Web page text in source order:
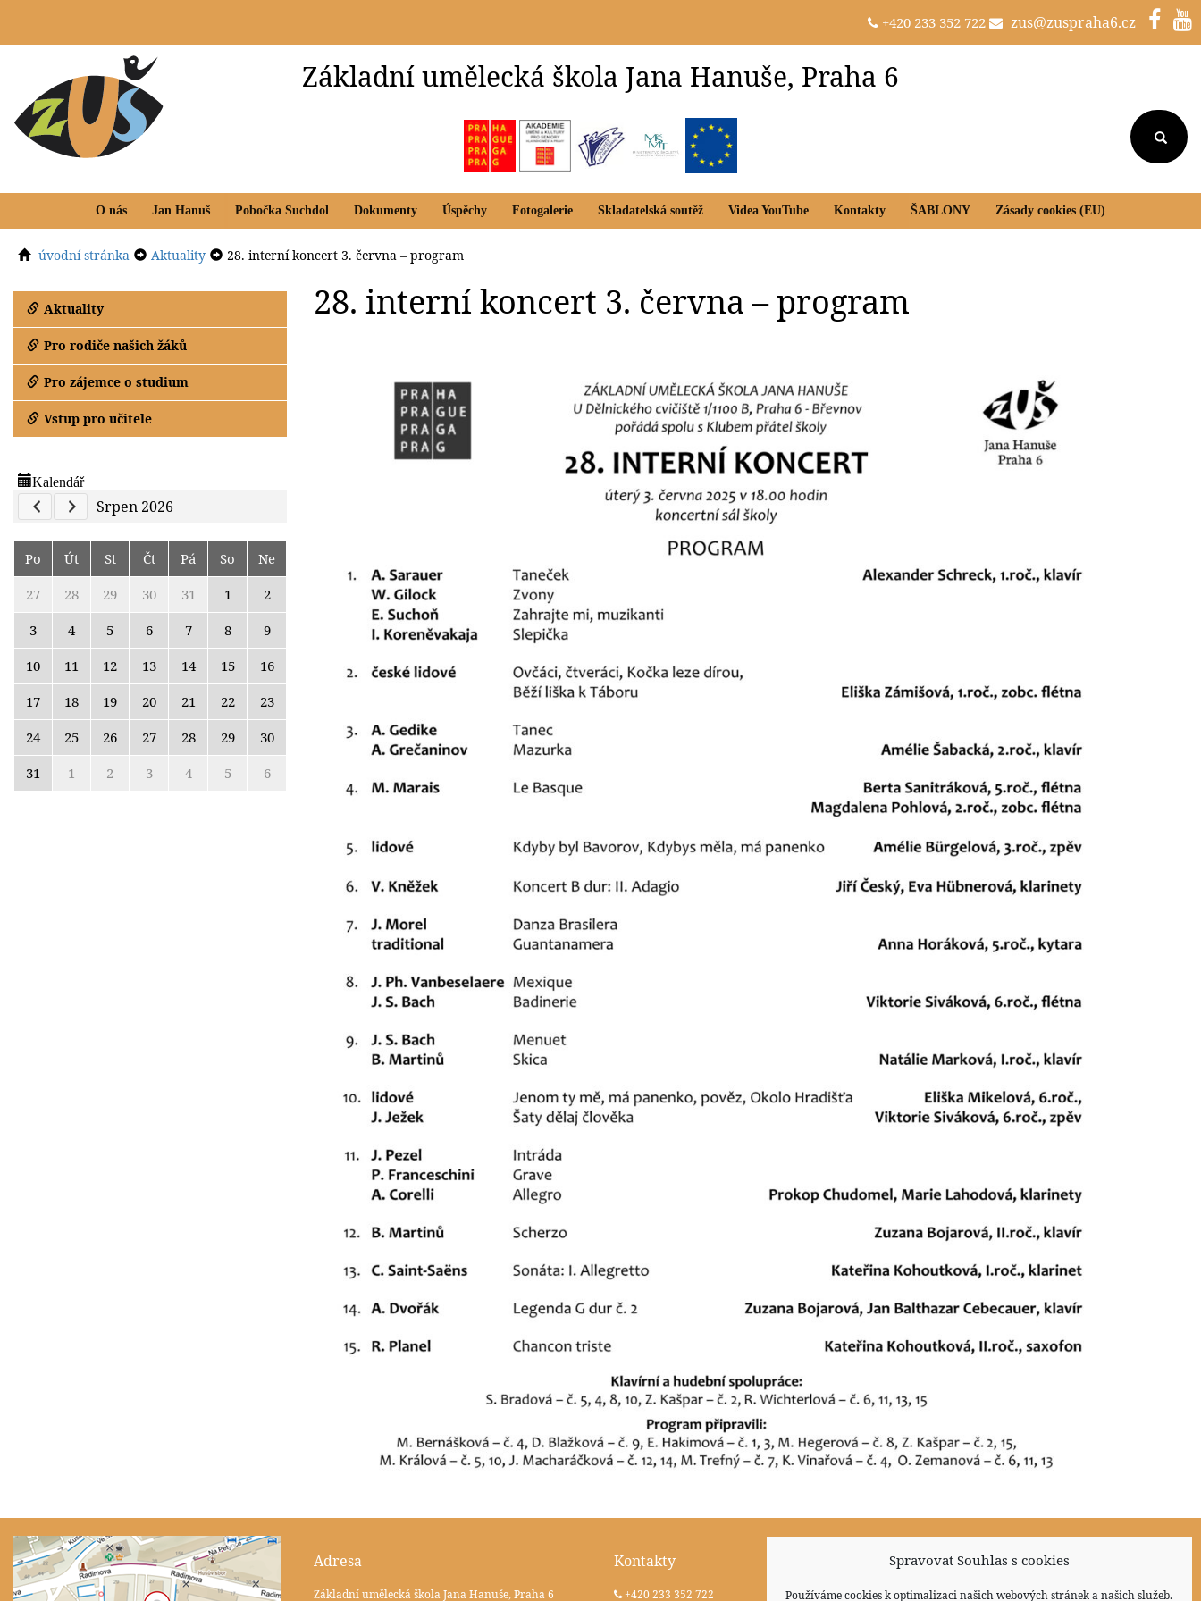
Spravovat Souhlas s cookies
Používáme cookies k optimalizaci našich webových stránek a našich služeb.
+420 233 352 722 zus@zuspraha6.cz
Základní umělecká škola Jana Hanuše, Praha 6
O nás Jan Hanuš Pobočka Suchdol Dokumenty Úspěchy Fotogalerie Skladatelská soutěž Videa YouTube Kontakty ŠABLONY Zásady cookies (EU)
úvodní stránka Aktuality 28. interní koncert 3. června – program
Aktuality
Pro rodiče našich žáků
Pro zájemce o studium
Vstup pro učitele
Kalendář
Previous Calendar
Next Calendar
Srpen 2026
Po Út St Čt Pá So
Ne
27
28 29 30 31 1
2
3
4 5 6 7 8
9
10
11 12 13 14 15
16
17
18 19 20 21 22
23
24
25 26 27 28 29
30
31
1 2 3 4 5 6
28. interní koncert 3. června – program
Adresa
Základní umělecká škola Jana Hanuše, Praha 6
Kontakty
+420 233 352 722
Sociální sítě